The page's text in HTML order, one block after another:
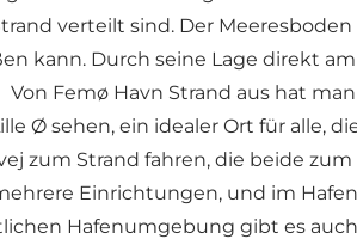
verteilt sind. Der
kann. Durch seine Lage direkt
Femø Havn Strand aus hat
Ø sehen, ein idealer Ort für alle,
zum Strand fahren, die beide
Einrichtungen, und im
Hafenumgebung gibt es